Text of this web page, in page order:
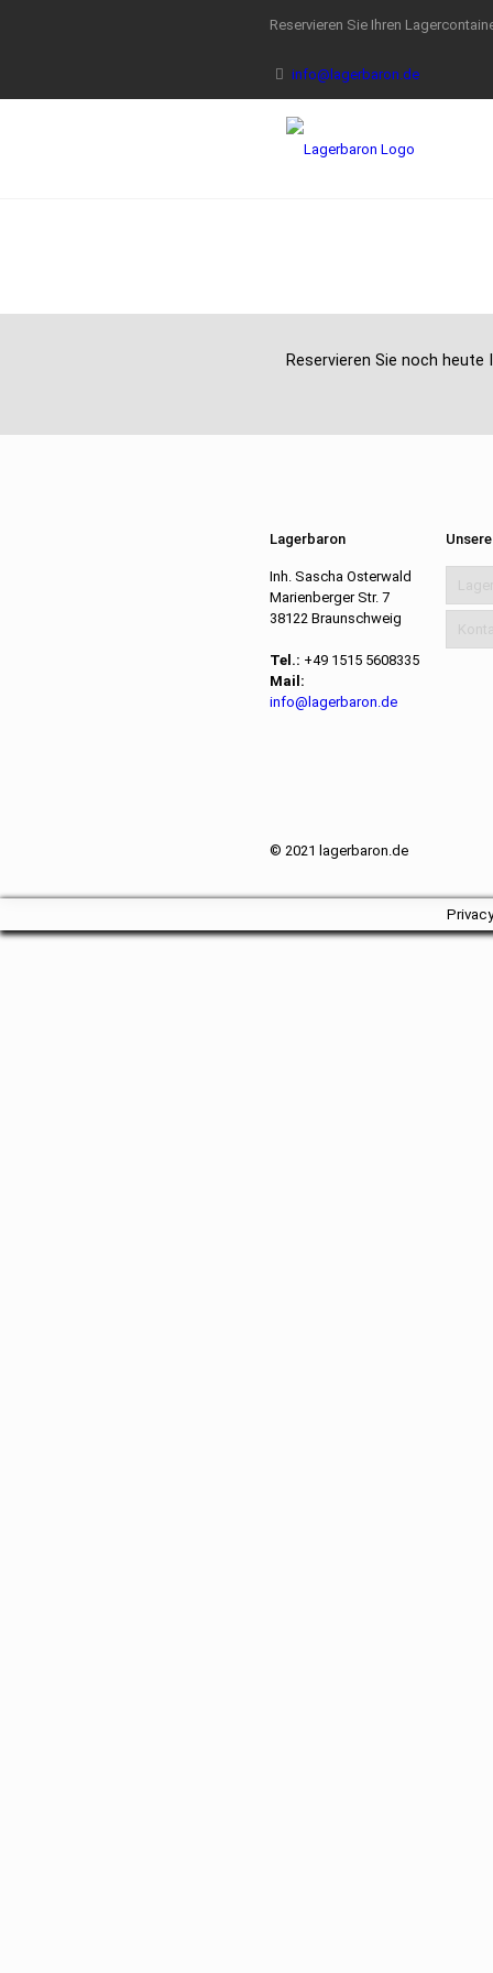
Reservieren Sie Ihren
info@lagerbaron.de
Reservieren Sie noch
Lagerbaron
Inh. Sascha Osterwald
Marienberger Str. 7
38122 Braunschweig
Tel.: +49 1515 5608335
Mail:
info@lagerbaron.de
© 2021 lagerbaron.de